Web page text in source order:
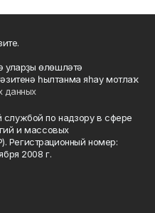
уларҙы өлөшләтә
һылтанма яһау мотлаҡ.
данных
службой по надзору в сфере
и массовых
номер:
2008 г.